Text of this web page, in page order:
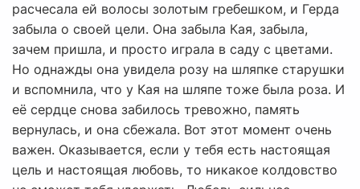
расчесала ей волосы золотым гребешком, и Герда
забыла о своей цели. Она забыла Кая, забыла,
зачем пришла, и просто играла в саду с цветами.
Но однажды она увидела розу на шляпке старушки
и вспомнила, что у Кая на шляпе тоже была роза. И
её сердце снова забилось тревожно, память
вернулась, и она сбежала. Вот этот момент очень
важен. Оказывается, если у тебя есть настоящая
цель и настоящая любовь, то никакое колдовство